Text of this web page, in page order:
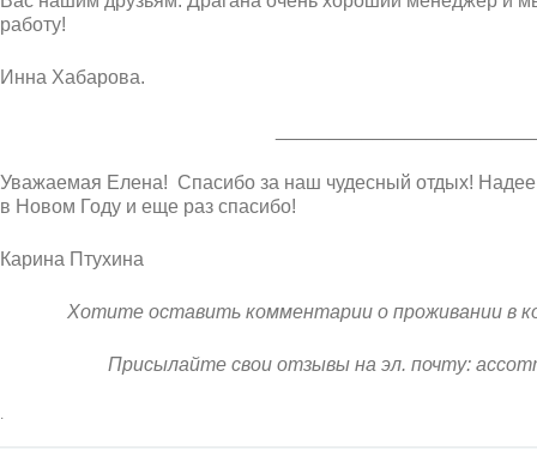
работу!
Инна Хабарова.
Уважаемая Елена! Спасибо за наш чудесный отдых!
в Новом Году и еще раз спасибо!
Карина Птухина
Хотите оставить комментарии о проживании в
Присылайте свои отзывы на эл. почту:
.